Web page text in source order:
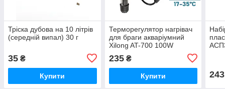
Тріска дубова на 10 літрів
(середній випал) 30 г
35 ₴
Купити
Терморегулятор нагрівач
для браги акваріумний
Xilong AT-700 100W
235₴
Купити 243